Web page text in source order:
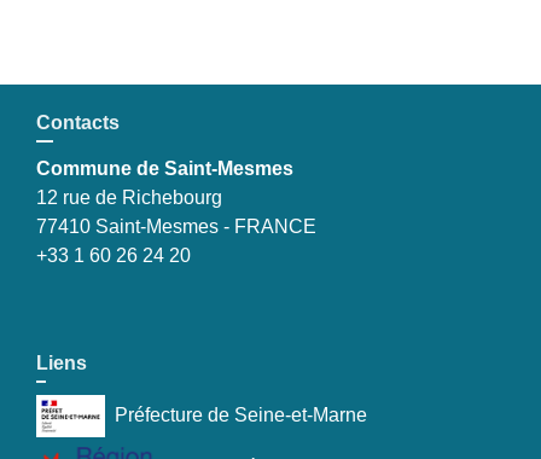
Contacts
Commune de Saint-Mesmes
12 rue de Richebourg
77410 Saint-Mesmes - FRANCE
+33 1 60 26 24 20
Liens
Préfecture de Seine-et-Marne